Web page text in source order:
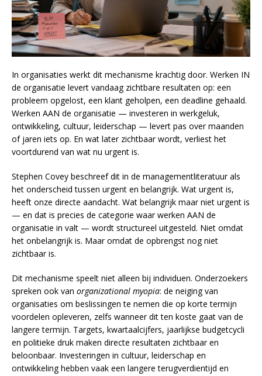
In organisaties werkt dit mechanisme krachtig door. Werken IN
de organisatie levert vandaag zichtbare resultaten op: een
probleem opgelost, een klant geholpen, een deadline gehaald.
Werken AAN de organisatie — investeren in werkgeluk,
ontwikkeling, cultuur, leiderschap — levert pas over maanden
of jaren iets op. En wat later zichtbaar wordt, verliest het
voortdurend van wat nu urgent is.
Stephen Covey beschreef dit in de managementliteratuur als
het onderscheid tussen urgent en belangrijk. Wat urgent is,
heeft onze directe aandacht. Wat belangrijk maar niet urgent is
— en dat is precies de categorie waar werken AAN de
organisatie in valt — wordt structureel uitgesteld. Niet omdat
het onbelangrijk is. Maar omdat de opbrengst nog niet
zichtbaar is.
Dit mechanisme speelt niet alleen bij individuen. Onderzoekers
spreken ook van organizational myopia: de neiging van
organisaties om beslissingen te nemen die op korte termijn
voordelen opleveren, zelfs wanneer dit ten koste gaat van de
langere termijn. Targets, kwartaalcijfers, jaarlijkse budgetcycli
en politieke druk maken directe resultaten zichtbaar en
beloonbaar. Investeringen in cultuur, leiderschap en
ontwikkeling hebben vaak een langere terugverdientijd en